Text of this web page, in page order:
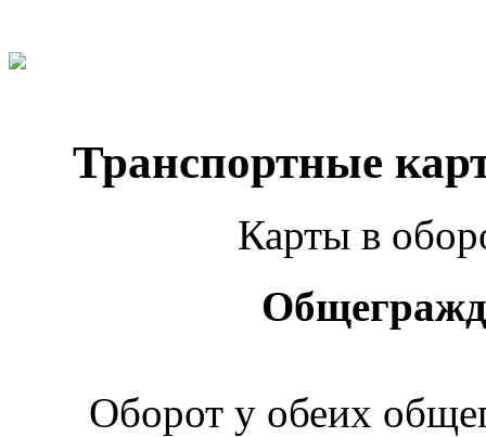
Транспортные
Карты в
Оборот у обеих